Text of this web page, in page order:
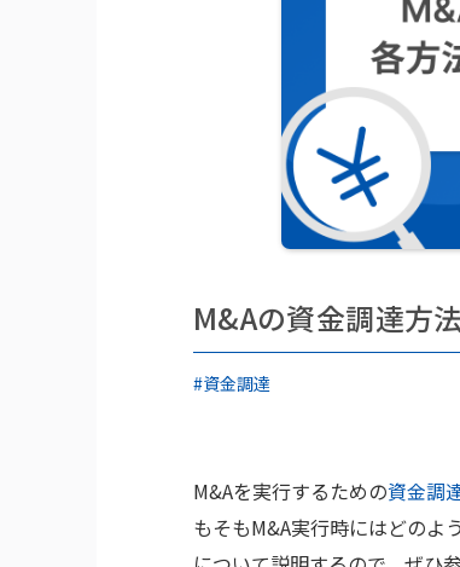
M&Aの資金調達方
#資金調達
M&Aを実行するための資金調
もそもM&A実行時にはどのよ